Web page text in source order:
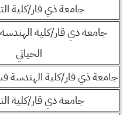
جامعة ذي قار/كلية
جامعة ذي قار/كلية
الحياتي
جامعة ذي قار/كلية الهندسة
جامعة ذي قار/كلية